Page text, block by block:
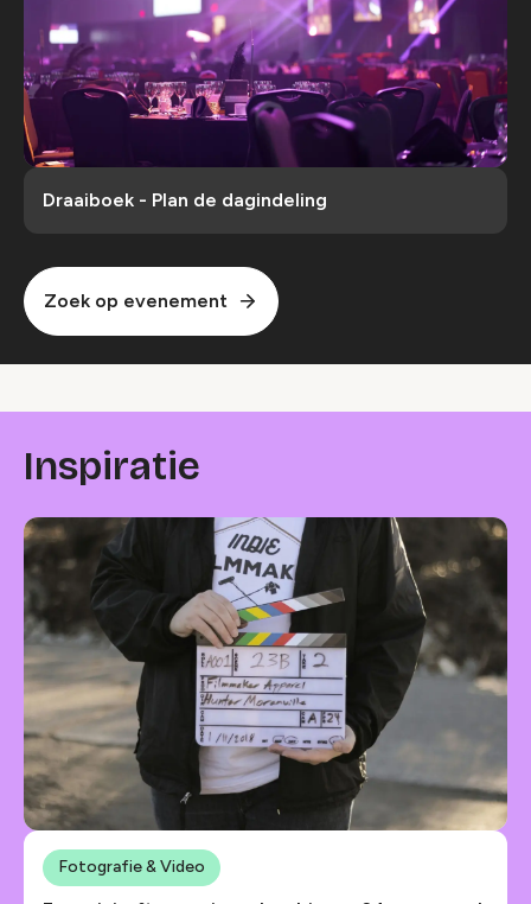
Draaiboek - Plan de dagindeling
Zoek op evenement
Inspiratie
Fotografie & Video